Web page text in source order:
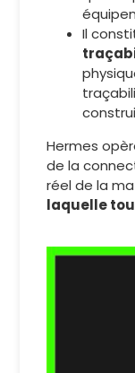
Il
Hermes
de la
réel de la
laquelle